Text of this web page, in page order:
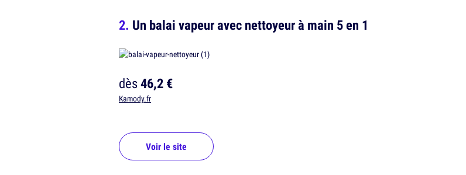
Un balai vapeur avec nettoyeur à main 5 en 1
dès46,2 €
Kamody.fr
Voir le site